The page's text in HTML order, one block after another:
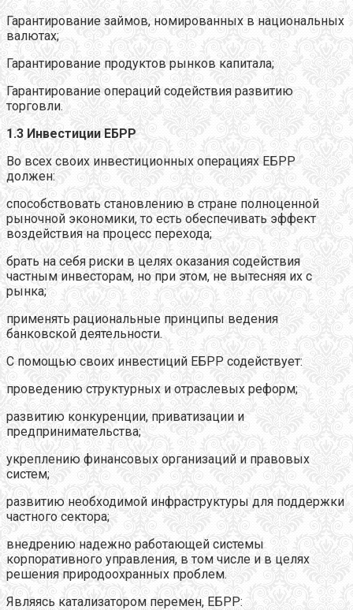
Гарантирование займов, номированных в национальных
валютах;
Гарантирование продуктов рынков капитала;
Гарантирование операций содействия развитию
торговли.
1.3 Инвестиции ЕБРР
Во всех своих инвестиционных операциях ЕБРР
должен:
способствовать становлению в стране полноценной
рыночной экономики, то есть обеспечивать эффект
воздействия на процесс перехода;
брать на себя риски в целях оказания содействия
частным инвесторам, но при этом, не вытесняя их с
рынка;
применять рациональные принципы ведения
банковской деятельности.
С помощью своих инвестиций ЕБРР содействует:
проведению структурных и отраслевых реформ;
развитию конкуренции, приватизации и
предпринимательства;
укреплению финансовых организаций и правовых
систем;
развитию необходимой инфраструктуры для поддержки
частного сектора;
внедрению надежно работающей системы
корпоративного управления, в том числе и в целях
решения природоохранных проблем.
Являясь катализатором перемен, ЕБРР: